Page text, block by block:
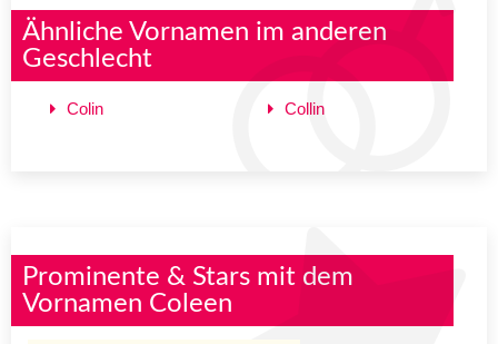
Ähnliche Vornamen im anderen
Geschlecht
Colin Collin
Prominente & Stars mit dem
Vornamen Coleen